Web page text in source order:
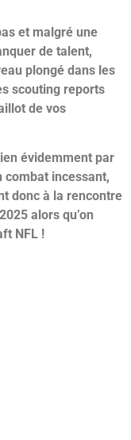
et malgré une
de talent,
plongé dans les
scouting reports
de vos
évidemment par
combat incessant,
donc à la rencontre
alors qu’on
NFL !